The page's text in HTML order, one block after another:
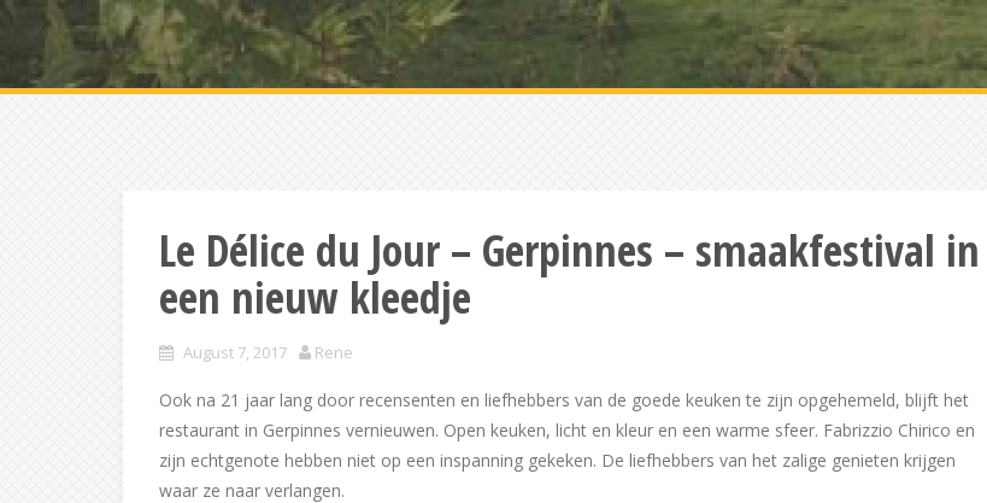
Le Délice du Jour – Gerpinnes – smaakfestival in
een nieuw kleedje
August 7, 2017 Rene
Ook na 21 jaar lang door recensenten en liefhebbers van de goede keuken te zijn opgehemeld, blijft het
restaurant in Gerpinnes vernieuwen. Open keuken, licht en kleur en een warme sfeer. Fabrizzio Chirico en
zijn echtgenote hebben niet op een inspanning gekeken. De liefhebbers van het zalige genieten krijgen
waar ze naar verlangen.